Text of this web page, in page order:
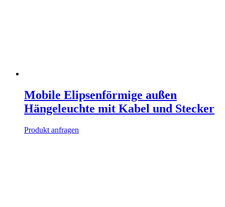
Mobile Elipsenförmige außen
Hängeleuchte mit Kabel und Stecker
Produkt anfragen